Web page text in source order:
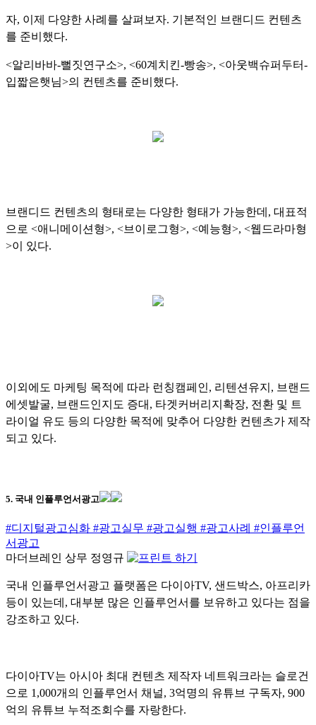
자, 이제 다양한 사례를 살펴보자. 기본적인 브랜디드 컨텐츠
를 준비했다.
<알리바바-뻘짓연구소>, <60계치킨-빵송>, <아웃백슈퍼두터-
입짧은햇님>의 컨텐츠를 준비했다.
브랜디드 컨텐츠의 형태로는 다양한 형태가 가능한데, 대표적
으로 <애니메이션형>, <브이로그형>, <예능형>, <웹드라마형
>이 있다.
이외에도 마케팅 목적에 따라 런칭캠페인, 리텐션유지, 브랜드
에셋발굴, 브랜드인지도 증대, 타겟커버리지확장, 전환 및 트
라이얼 유도 등의 다양한 목적에 맞추어 다양한 컨텐츠가 제작
되고 있다.
5. 국내 인플루언서광고
#디지털광고심화 #광고실무 #광고실행 #광고사례 #인플루언
서광고
마더브레인 상무 정영규
국내 인플루언서광고 플랫폼은 다이아TV, 샌드박스, 아프리카
등이 있는데, 대부분 많은 인플루언서를 보유하고 있다는 점을
강조하고 있다.
다이아TV는 아시아 최대 컨텐츠 제작자 네트워크라는 슬로건
으로 1,000개의 인플루언서 채널, 3억명의 유튜브 구독자, 900
억의 유튜브 누적조회수를 자랑한다.